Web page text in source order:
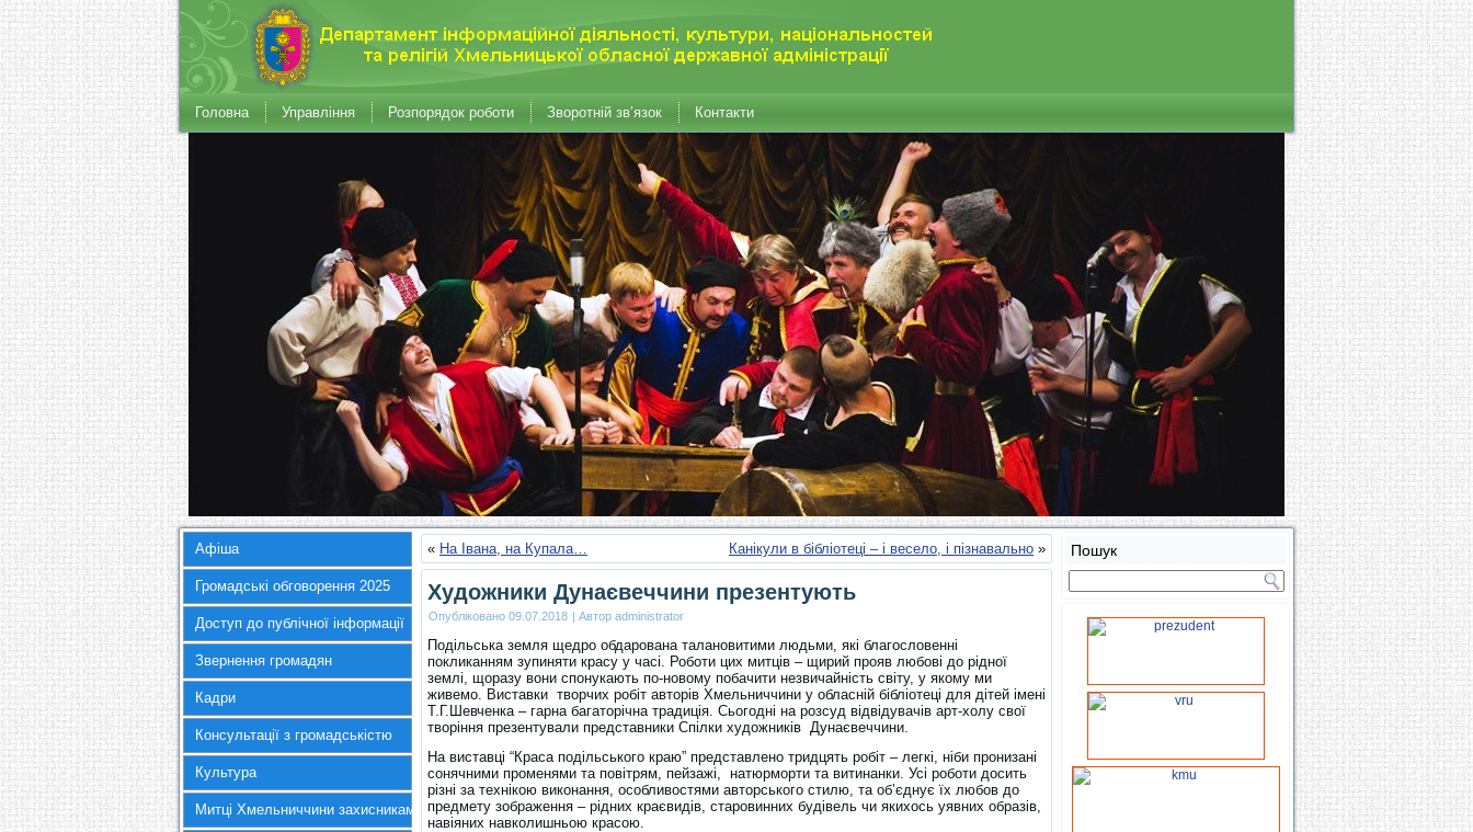
Головна Управління Розпорядок роботи Зворотній зв’язок Контакти
Афіша
Громадські обговорення 2025
Доступ до публічної інформації
Звернення громадян
Кадри
Консультації з громадськістю
Культура
Митці Хмельниччини захисникам України
« На Івана, на Купала… Канікули в бібліотеці – і весело, і пізнавально »
Художники Дунаєвеччини презентують
Опубліковано 09.07.2018 | Автор administrator
Подільська земля щедро обдарована талановитими людьми, які благословенні
покликанням зупиняти красу у часі. Роботи цих митців – щирий прояв любові до рідної
землі, щоразу вони спонукають по-новому побачити незвичайність світу, у якому ми
живемо. Виставки творчих робіт авторів Хмельниччини у обласній бібліотеці для дітей імені
Т.Г.Шевченка – гарна багаторічна традиція. Сьогодні на розсуд відвідувачів арт-холу свої
творіння презентували представники Спілки художників Дунаєвеччини.
На виставці “Краса подільського краю” представлено тридцять робіт – легкі, ніби пронизані
сонячними променями та повітрям, пейзажі, натюрморти та витинанки. Усі роботи досить
різні за технікою виконання, особливостями авторського стилю, та об’єднує їх любов до
предмету зображення – рідних краєвидів, старовинних будівель чи якихось уявних образів,
навіяних навколишньою красою.
Пошук